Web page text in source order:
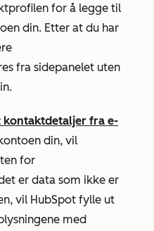
for å legge til
din. Etter at du har
fra sidepanelet uten
kontaktdetaljer fra e-
din, vil
for
er data som ikke er
vil HubSpot fylle ut
med